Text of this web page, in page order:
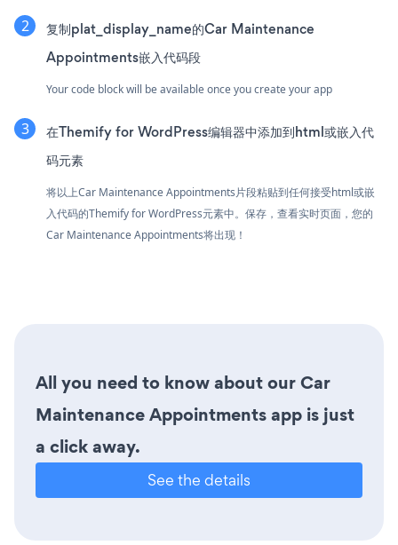
复制plat_display_name的Car Maintenance
Appointments嵌入代码段
Your code block will be available once you create your app
在Themify for WordPress编辑器中添加到html或嵌入代
码元素
将以上Car Maintenance Appointments片段粘贴到任何接受html或嵌
入代码的Themify for WordPress元素中。保存，查看实时页面，您的
Car Maintenance Appointments将出现！
All you need to know about our Car
Maintenance Appointments app is just
a click away.
See the details